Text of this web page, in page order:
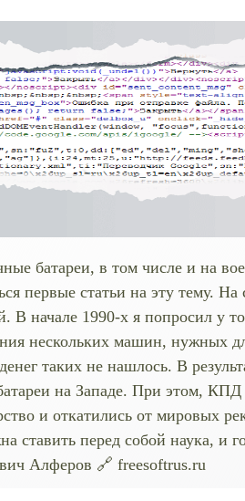
батареи, в том числе и на
первые статьи на эту тему. На
начале 1990-х я попросил у
нескольких машин, нужных
таких не нашлось. В
на Западе. При этом, КПД
и откатились от мировых
ставить перед собой наука, и
Алферов 🔗 freesoftrus.ru